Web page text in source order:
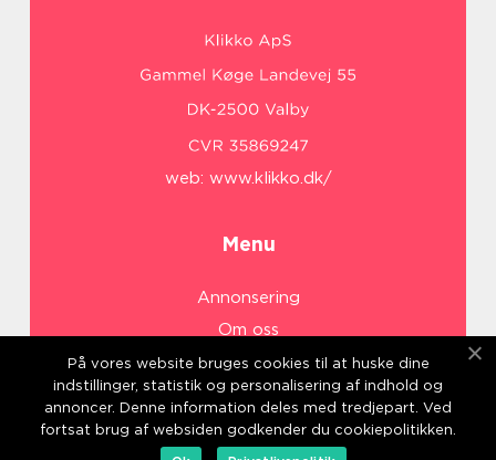
web: www.klikko.dk/
Menu
Annonsering
Om oss
Cookies
Kontakta oss
Sitemap
På vores website bruges cookies til at huske dine
indstillinger, statistik og personalisering af indhold og
annoncer. Denne information deles med tredjepart. Ved
fortsat brug af websiden godkender du cookiepolitikken.